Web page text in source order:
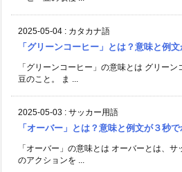
2025-05-04 : カタカナ語
「グリーンコーヒー」とは？意味と例
「グリーンコーヒー」の意味とは グリー
豆のこと。 ま ...
2025-05-03 : サッカー用語
「オーバー」とは？意味と例文が３秒で
「オーバー」の意味とは オーバーとは、
のアクションを ...